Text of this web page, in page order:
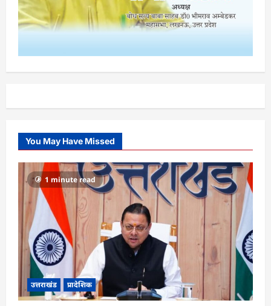
You May Have Missed
1 minute read
उत्तराखंड प्रादेशिक